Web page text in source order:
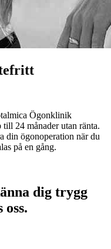
Ögonklinik
24 månader utan ränta.
din ögonoperation när du
på en gång.
dig trygg